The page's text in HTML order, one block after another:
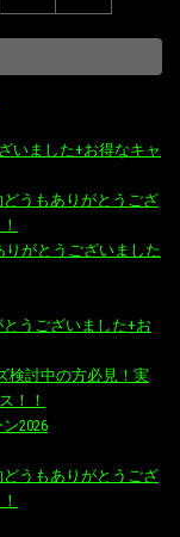
いました+お得なキャ
どうもありがとうござ
りがとうございました
うございました+お
検討中の方必見！実
！！
2026
どうもありがとうござ